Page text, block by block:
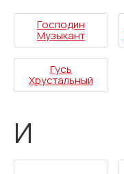
Господин
Музыкант
Гусь
Хрустальный
И